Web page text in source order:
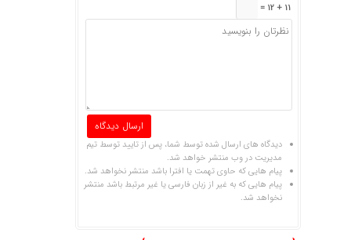
11 + 12 =
دیدگاه های ارسال شده توسط شما، پس از تایید توسط تیم
مدیریت در وب منتشر خواهد شد.
پیام هایی که حاوی تهمت یا افترا باشد منتشر نخواهد شد.
پیام هایی که به غیر از زبان فارسی یا غیر مرتبط باشد منتشر
نخواهد شد.